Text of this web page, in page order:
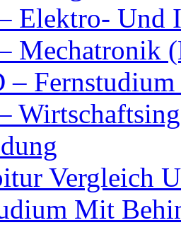
Elektro- Und
Mechatronik
Fernstudium
Vergleich
Mit